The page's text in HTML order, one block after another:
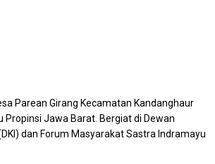
Parean Girang Kecamatan Kandanghaur
Propinsi Jawa Barat. Bergiat di Dewan
dan Forum Masyarakat Sastra Indramayu